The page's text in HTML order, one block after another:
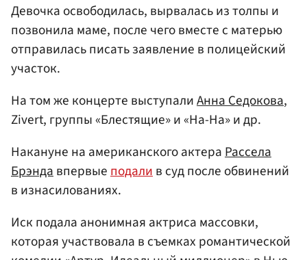
Девочка освободилась, вырвалась из толпы и
позвонила маме, после чего вместе с матерью
отправилась писать заявление в полицейский
участок.
На том же концерте выступалиАнна Седокова,
Zivert, группы «Блестящие» и «На-На» и др.
Накануне на американского актераРассела
Брэндавпервыеподалив суд после обвинений
в изнасилованиях.
Иск подала анонимная актриса массовки,
которая участвовала в съемках романтической